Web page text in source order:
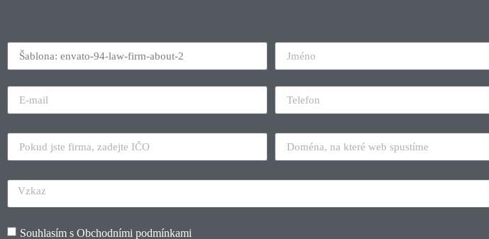
Souhlasím s Obchodními podmínkami